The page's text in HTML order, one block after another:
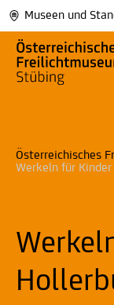
Museen und
Österreichisches
Werkeln für